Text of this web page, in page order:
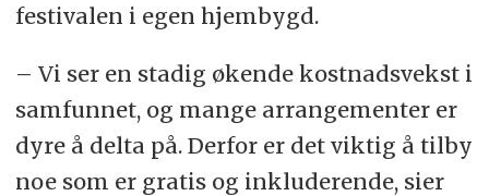
festivalen i egen hjembygd.
– Vi ser en stadig økende kostnadsvekst i
samfunnet, og mange arrangementer er
dyre å delta på. Derfor er det viktig å tilby
noe som er gratis og inkluderende, sier